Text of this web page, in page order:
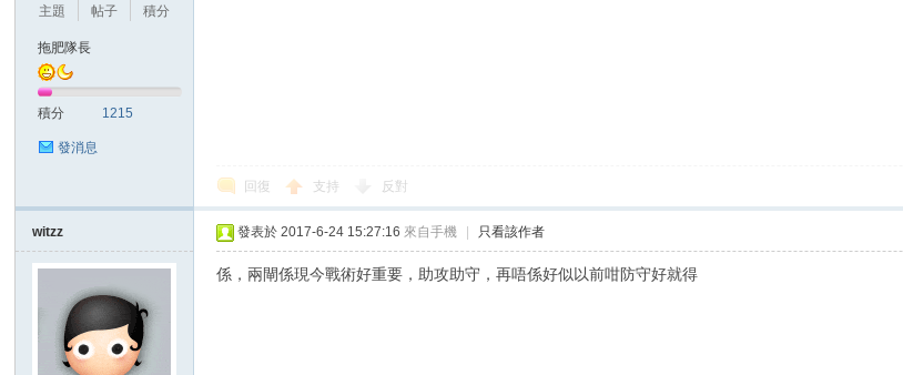
區
主題
帖子
積分
拖肥隊長
積分 1215
發消息
回復 支持 反對
witzz 發表於 2017-6-24 15:27:16 來自手機 只看該作者
係，兩閘係現今戰術好重要，助攻助守，再唔係好似以前咁防守好就得